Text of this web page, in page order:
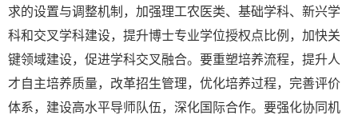
求的设置与调整机制，加强理工农医类、基础学科、新兴学
科和交叉学科建设，提升博士专业学位授权点比例，加快关
键领域建设，促进学科交叉融合。要重塑培养流程，提升人
才自主培养质量，改革招生管理，优化培养过程，完善评价
体系，建设高水平导师队伍，深化国际合作。要强化协同机